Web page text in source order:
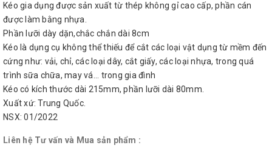
Kéo gia dụng được sản xuất từ thép không gỉ cao cấp, phần cán
được làm bằng nhựa.
Phần lưỡi dày dặn,chắc chắn dài 8cm
Kéo là dụng cụ không thể thiếu để cắt các loại vật dụng từ mềm đến
cứng như: vải, chỉ, các loại dây, cắt giấy, các loại nhựa, trong quá
trình sữa chữa, may vá... trong gia đình
Kéo có kích thước dài 215mm, phần lưỡi dài 80mm.
Xuất xứ: Trung Quốc.
NSX: 01/2022
Liên hệ Tư vấn và Mua sản phẩm :